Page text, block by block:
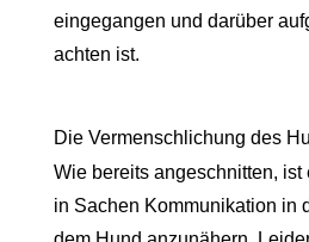
eingegangen und darüber
achten ist.
Die Vermenschlichung des
Wie bereits angeschnitten, ist
in Sachen Kommunikation in